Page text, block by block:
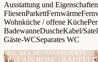
Ausstattung und Eigenschaften
FliesenParkettFernwärme
Wohnküche / offene Küche
BadewanneDuscheKabel/
Gäste-WCSeparates WC
TEIL DES NEUBAUPROJEKTS
| PALAIS ROSE |